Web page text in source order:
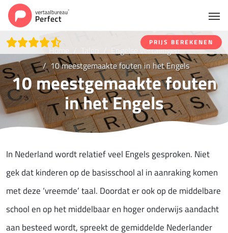
PRIJS BEREKENEN
Home
Engelse vertalingen
10 meestgemaakte fouten in het Engels
10 meestgemaakte fouten
in het Engels
In Nederland wordt relatief veel Engels gesproken. Niet
gek dat kinderen op de basisschool al in aanraking komen
met deze ‘vreemde’ taal. Doordat er ook op de middelbare
school en op het middelbaar en hoger onderwijs aandacht
aan besteed wordt, spreekt de gemiddelde Nederlander